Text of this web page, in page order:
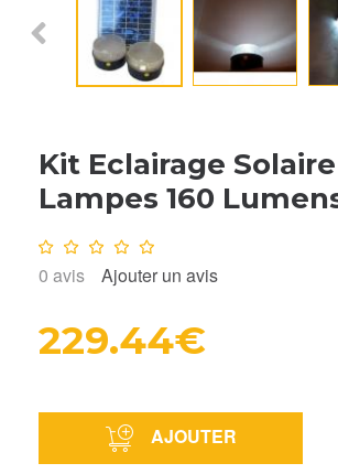
Kit Eclairage Solaire
Lampes 160
Note : 0/10
0 avis Ajouter un avis
229.44€
AJOUTER